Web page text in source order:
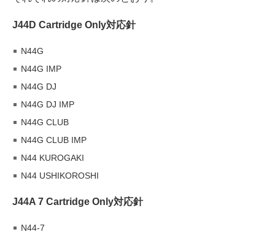
J44D Cartridge Only対応針
N44G
N44G IMP
N44G DJ
N44G DJ IMP
N44G CLUB
N44G CLUB IMP
N44 KUROGAKI
N44 USHIKOROSHI
J44A 7 Cartridge Only対応針
N44-7